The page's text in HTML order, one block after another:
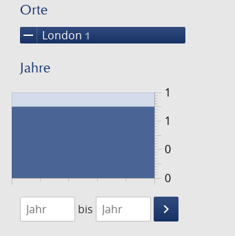
Orte
remove London 1
Jahre
0
1
0
1
1814
1815
bis
keyboard_arrow_right
Suche